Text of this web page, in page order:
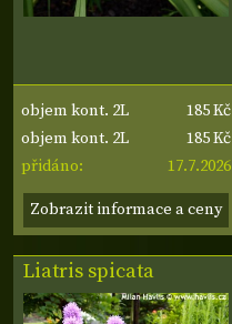
objem kont. 2L
185 Kč
objem kont. 2L
185 Kč
přidáno:
17.7.2026
Zobrazit informace a ceny
Liatris spicata